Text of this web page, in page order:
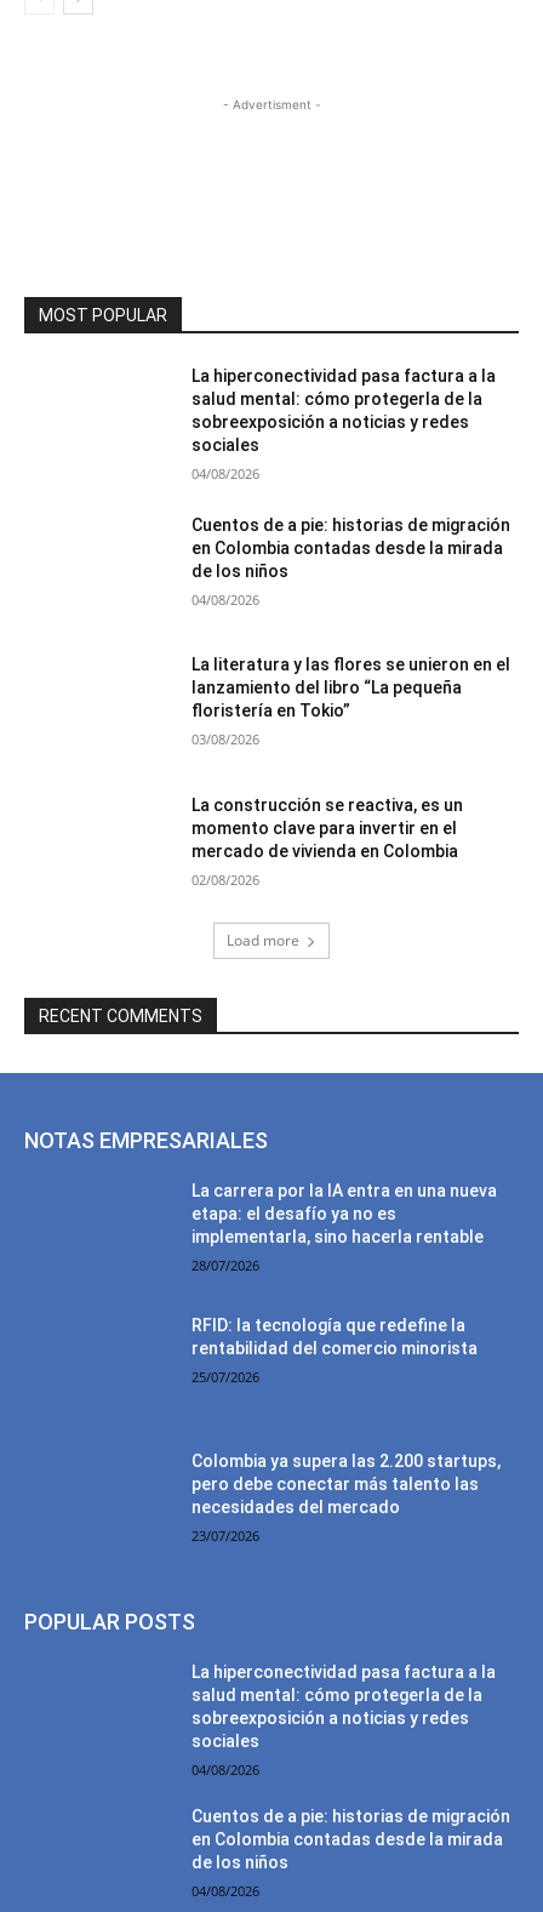
- Advertisment -
MOST POPULAR
La hiperconectividad pasa factura a la
salud mental: cómo protegerla de la
sobreexposición a noticias y redes
sociales
04/08/2026
Cuentos de a pie: historias de migración
en Colombia contadas desde la mirada
de los niños
04/08/2026
La literatura y las flores se unieron en el
lanzamiento del libro “La pequeña
floristería en Tokio”
03/08/2026
La construcción se reactiva, es un
momento clave para invertir en el
mercado de vivienda en Colombia
02/08/2026
Load more
RECENT COMMENTS
NOTAS EMPRESARIALES
La carrera por la IA entra en una nueva
etapa: el desafío ya no es
implementarla, sino hacerla rentable
28/07/2026
RFID: la tecnología que redefine la
rentabilidad del comercio minorista
25/07/2026
Colombia ya supera las 2.200 startups,
pero debe conectar más talento las
necesidades del mercado
23/07/2026
POPULAR POSTS
La hiperconectividad pasa factura a la
salud mental: cómo protegerla de la
sobreexposición a noticias y redes
sociales
04/08/2026
Cuentos de a pie: historias de migración
en Colombia contadas desde la mirada
de los niños
04/08/2026